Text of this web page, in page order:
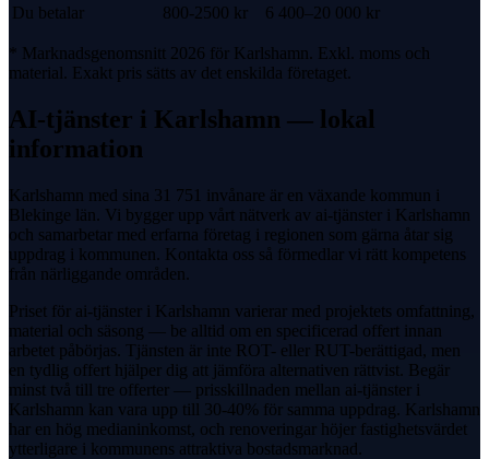
Du betalar
800-2500 kr 6 400–20 000 kr
* Marknadsgenomsnitt 2026 för Karlshamn. Exkl. moms och
material. Exakt pris sätts av det enskilda företaget.
AI-tjänster i Karlshamn — lokal
information
Karlshamn med sina 31 751 invånare är en växande kommun i
Blekinge län. Vi bygger upp vårt nätverk av ai-tjänster i Karlshamn
och samarbetar med erfarna företag i regionen som gärna åtar sig
uppdrag i kommunen. Kontakta oss så förmedlar vi rätt kompetens
från närliggande områden.
Priset för ai-tjänster i Karlshamn varierar med projektets omfattning,
material och säsong — be alltid om en specificerad offert innan
arbetet påbörjas. Tjänsten är inte ROT- eller RUT-berättigad, men
en tydlig offert hjälper dig att jämföra alternativen rättvist. Begär
minst två till tre offerter — prisskillnaden mellan ai-tjänster i
Karlshamn kan vara upp till 30-40% för samma uppdrag. Karlshamn
har en hög medianinkomst, och renoveringar höjer fastighetsvärdet
ytterligare i kommunens attraktiva bostadsmarknad.